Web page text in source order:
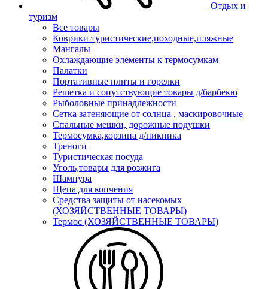
Отдых и
туризм
Все товары
Коврики туристические,походные,пляжные
Мангалы
Охлаждающие элементы к термосумкам
Палатки
Портативные плиты и горелки
Решетка и сопутствующие товары д/барбекю
Рыболовные принадлежности
Сетка затеняющие от солнца , маскировочные
Спальные мешки, дорожные подушки
Термосумка,корзина д/пикника
Треноги
Туристическая посуда
Уголь,товары для розжига
Шампура
Щепа для копчения
Средства защиты от насекомых
(ХОЗЯЙСТВЕННЫЕ ТОВАРЫ)
Термос (ХОЗЯЙСТВЕННЫЕ ТОВАРЫ)